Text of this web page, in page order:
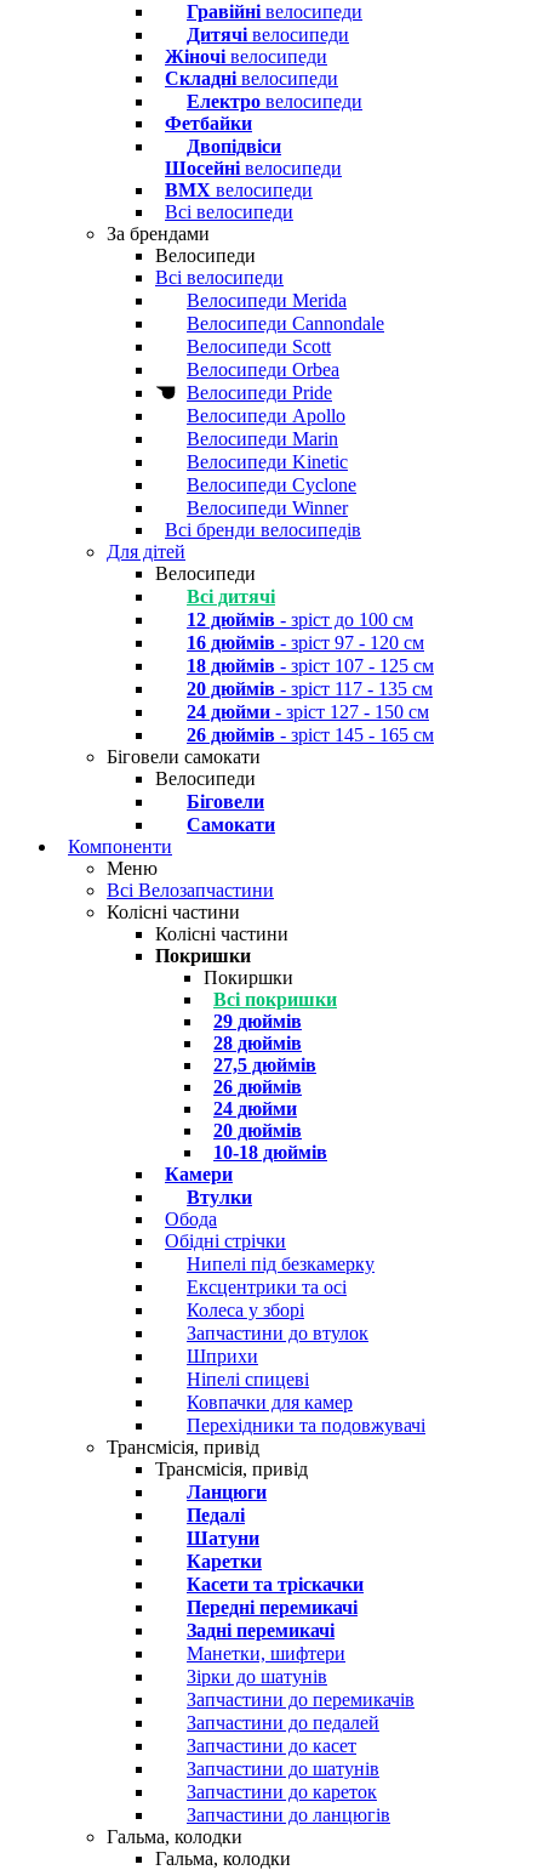
Гравійні велосипеди
Дитячі велосипеди
Жіночі велосипеди
Складні велосипеди
Електро велосипеди
Фетбайки
Двопідвіси
Шосейні велосипеди
BMX велосипеди
Всі велосипеди
За брендами
Велосипеди
Всі велосипеди
Велосипеди Merida
Велосипеди Cannondale
Велосипеди Scott
Велосипеди Orbea
Велосипеди Pride
Велосипеди Apollo
Велосипеди Marin
Велосипеди Kinetic
Велосипеди Cyclone
Велосипеди Winner
Всі бренди велосипедів
Для дітей
Велосипеди
Всі дитячі
12 дюймів - зріст до 100 см
16 дюймів - зріст 97 - 120 см
18 дюймів - зріст 107 - 125 см
20 дюймів - зріст 117 - 135 см
24 дюйми - зріст 127 - 150 см
26 дюймів - зріст 145 - 165 см
Біговели самокати
Велосипеди
Біговели
Самокати
Компоненти
Меню
Всі Велозапчастини
Колісні частини
Колісні частини
Покришки
Покиршки
Всі покришки
29 дюймів
28 дюймів
27,5 дюймів
26 дюймів
24 дюйми
20 дюймів
10-18 дюймів
Камери
Втулки
Обода
Обідні стрічки
Нипелі під безкамерку
Ексцентрики та осі
Колеса у зборі
Запчастини до втулок
Шприхи
Ніпелі спицеві
Ковпачки для камер
Перехідники та подовжувачі
Трансмісія, привід
Трансмісія, привід
Ланцюги
Педалі
Шатуни
Каретки
Касети та тріскачки
Передні перемикачі
Задні перемикачі
Манетки, шифтери
Зірки до шатунів
Запчастини до перемикачів
Запчастини до педалей
Запчастини до касет
Запчастини до шатунів
Запчастини до кареток
Запчастини до ланцюгів
Гальма, колодки
Гальма, колодки